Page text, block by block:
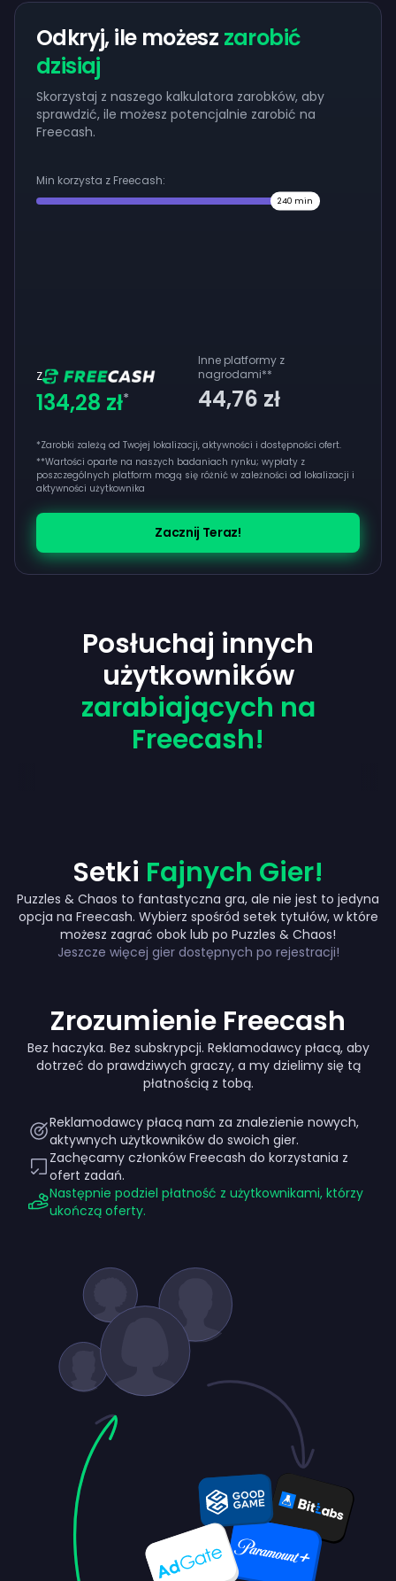
Odkryj, ile możesz zarobić
dzisiaj
Skorzystaj z naszego kalkulatora zarobków, aby
sprawdzić, ile możesz potencjalnie zarobić na
Freecash.
Min korzysta z Freecash:
240 min
Z
134,28 zł*
Inne platformy z
nagrodami**
44,76 zł
*Zarobki zależą od Twojej lokalizacji, aktywności i dostępności ofert.
**Wartości oparte na naszych badaniach rynku; wypłaty z
poszczególnych platform mogą się różnić w zależności od lokalizacji i
aktywności użytkownika
Zacznij Teraz!
Posłuchaj innych
użytkowników
zarabiających na
Freecash!
Setki Fajnych Gier!
Puzzles & Chaos to fantastyczna gra, ale nie jest to jedyna
opcja na Freecash. Wybierz spośród setek tytułów, w które
możesz zagrać obok lub po Puzzles & Chaos!
Up to 2000 zł
Jeszcze więcej gier dostępnych po rejestracji!
Zrozumienie Freecash
Bez haczyka. Bez subskrypcji. Reklamodawcy płacą, aby
dotrzeć do prawdziwych graczy, a my dzielimy się tą
płatnością z tobą.
Reklamodawcy płacą nam za znalezienie nowych,
aktywnych użytkowników do swoich gier.
Zachęcamy członków Freecash do korzystania z
ofert zadań.
Następnie podziel płatność z użytkownikami, którzy
ukończą oferty.